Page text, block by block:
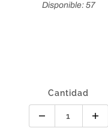
Disponible: 57
Cantidad